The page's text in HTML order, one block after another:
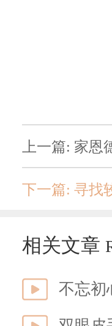
上一篇: 家
下一篇: 寻找
相关文章
不忘初